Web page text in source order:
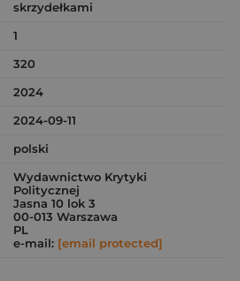
skrzydełkami
1
320
2024
2024-09-11
polski
Wydawnictwo Krytyki
Politycznej
Jasna 10 lok 3
00-013 Warszawa
PL
e-mail: [email protected]